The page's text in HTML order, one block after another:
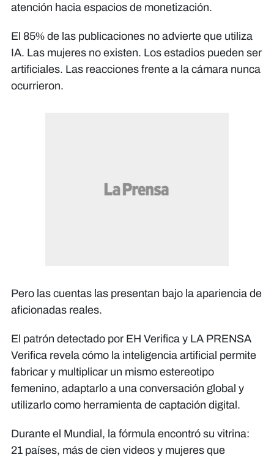
atención hacia espacios de monetización.
El 85% de las publicaciones no advierte que utiliza
IA. Las mujeres no existen. Los estadios pueden ser
artificiales. Las reacciones frente a la cámara nunca
ocurrieron.
Pero las cuentas las presentan bajo la apariencia de
aficionadas reales.
El patrón detectado por EH Verifica y LA PRENSA
Verifica revela cómo la inteligencia artificial permite
fabricar y multiplicar un mismo estereotipo
femenino, adaptarlo a una conversación global y
utilizarlo como herramienta de captación digital.
Durante el Mundial, la fórmula encontró su vitrina:
21 países, más de cien videos y mujeres que